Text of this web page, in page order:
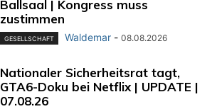
Ballsaal | Kongress muss
zustimmen
GESELLSCHAFT Waldemar - 08.08.2026
Nationaler Sicherheitsrat tagt,
GTA6-Doku bei Netflix | UPDATE |
07.08.26